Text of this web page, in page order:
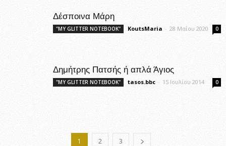
Δέσποινα Μάρη
"MY GLITTER NOTEBOOK" KoutsMaria - 28 Μαΐου 2020 0
Δημήτρης Πατσής ή απλά Άγιος
"MY GLITTER NOTEBOOK" tasos.bbc - 15 Ιουλίου 2014 0
1 2 3